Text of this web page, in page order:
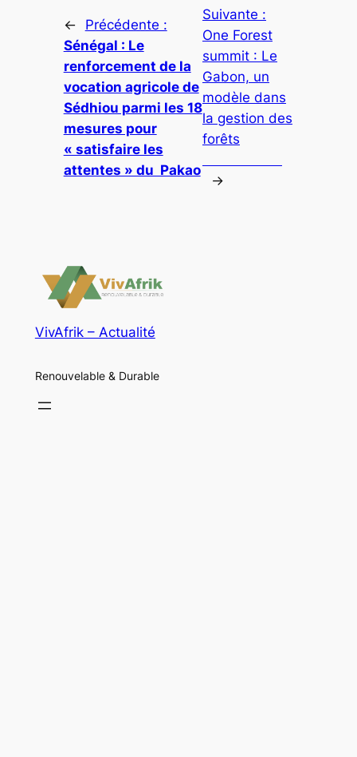
←
Précédente :
Sénégal : Le
renforcement de la
vocation agricole de
Sédhiou parmi les 18
mesures pour
« satisfaire les
attentes » du Pakao
Suivante :
One Forest
summit : Le
Gabon, un
modèle dans
la gestion des
forêts
→
VivAfrik – Actualité
Renouvelable & Durable